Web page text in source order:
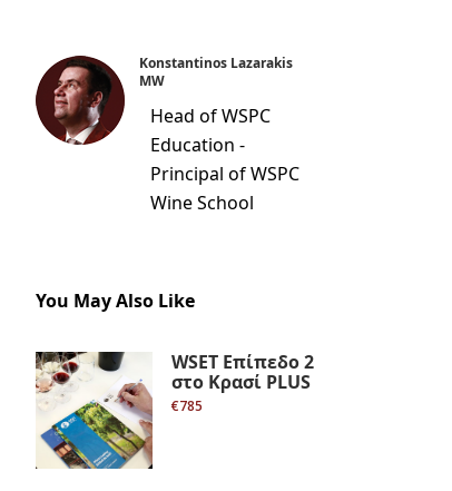
Konstantinos Lazarakis
MW
Head of WSPC
Education -
Principal of WSPC
Wine School
You May Also Like
WSET Επίπεδο 2
στο Κρασί PLUS
€785